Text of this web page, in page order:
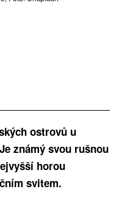
ostrovů u
známý svou rušnou
horou
svitem.